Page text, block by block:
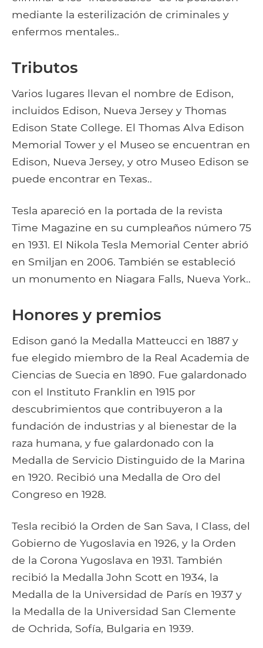
mediante la esterilización de criminales y
enfermos mentales..
Tributos
Varios lugares llevan el nombre de Edison,
incluidos Edison, Nueva Jersey y Thomas
Edison State College. El Thomas Alva Edison
Memorial Tower y el Museo se encuentran en
Edison, Nueva Jersey, y otro Museo Edison se
puede encontrar en Texas..
Tesla apareció en la portada de la revista
Time Magazine en su cumpleaños número 75
en 1931. El Nikola Tesla Memorial Center abrió
en Smiljan en 2006. También se estableció
un monumento en Niagara Falls, Nueva York..
Honores y premios
Edison ganó la Medalla Matteucci en 1887 y
fue elegido miembro de la Real Academia de
Ciencias de Suecia en 1890. Fue galardonado
con el Instituto Franklin en 1915 por
descubrimientos que contribuyeron a la
fundación de industrias y al bienestar de la
raza humana, y fue galardonado con la
Medalla de Servicio Distinguido de la Marina
en 1920. Recibió una Medalla de Oro del
Congreso en 1928.
Tesla recibió la Orden de San Sava, I Class, del
Gobierno de Yugoslavia en 1926, y la Orden
de la Corona Yugoslava en 1931. También
recibió la Medalla John Scott en 1934, la
Medalla de la Universidad de París en 1937 y
la Medalla de la Universidad San Clemente
de Ochrida, Sofía, Bulgaria en 1939.